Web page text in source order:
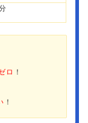
ロ ！
！